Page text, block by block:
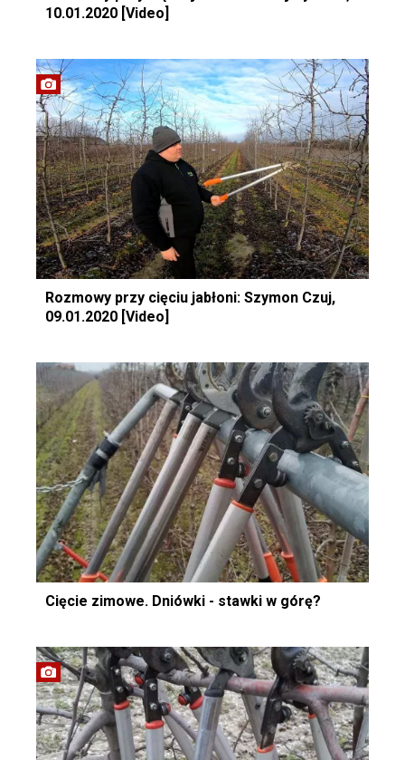
10.01.2020 [Video]
Rozmowy przy cięciu jabłoni: Szymon Czuj,
09.01.2020 [Video]
Cięcie zimowe. Dniówki - stawki w górę?